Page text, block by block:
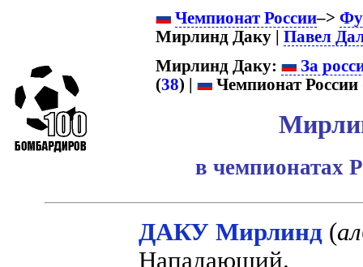
Чемпионат России–>
Мирлинд Даку | Павел
Мирлинд Даку:
За
(38) | Чемпионат России
в чемпионатах
ДАКУ Мирлинд (
Нападающий.